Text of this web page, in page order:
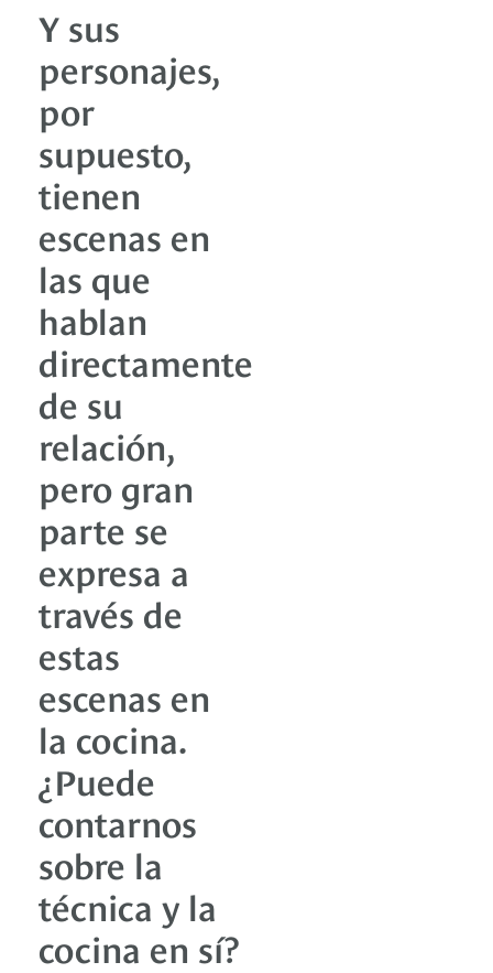
Y sus
personajes,
por
supuesto,
tienen
escenas en
las que
hablan
directamente
de su
relación,
pero gran
parte se
expresa a
través de
estas
escenas en
la cocina.
¿Puede
contarnos
sobre la
técnica y la
cocina en sí?